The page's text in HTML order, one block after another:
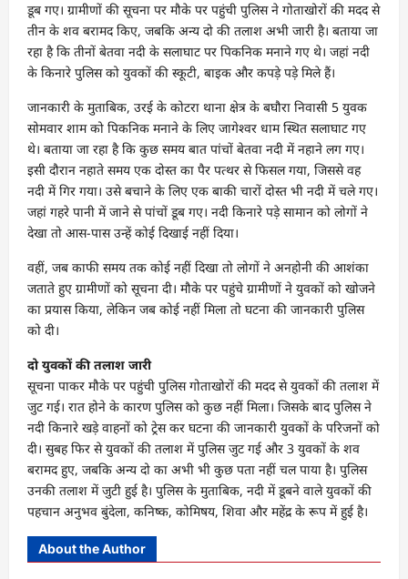
डूब गए। ग्रामीणों की सूचना पर मौके पर पहुंची पुलिस ने गोताखोरों की मदद से
तीन के शव बरामद किए, जबकि अन्य दो की तलाश अभी जारी है। बताया जा
रहा है कि तीनों बेतवा नदी के सलाघाट पर पिकनिक मनाने गए थे। जहां नदी
के किनारे पुलिस को युवकों की स्कूटी, बाइक और कपड़े पड़े मिले हैं।
जानकारी के मुताबिक, उरई के कोटरा थाना क्षेत्र के बघौरा निवासी 5 युवक
सोमवार शाम को पिकनिक मनाने के लिए जागेश्वर धाम स्थित सलाघाट गए
थे। बताया जा रहा है कि कुछ समय बात पांचों बेतवा नदी में नहाने लग गए।
इसी दौरान नहाते समय एक दोस्त का पैर पत्थर से फिसल गया, जिससे वह
नदी में गिर गया। उसे बचाने के लिए एक बाकी चारों दोस्त भी नदी में चले गए।
जहां गहरे पानी में जाने से पांचों डूब गए। नदी किनारे पड़े सामान को लोगों ने
देखा तो आस-पास उन्हें कोई दिखाई नहीं दिया।
वहीं, जब काफी समय तक कोई नहीं दिखा तो लोगों ने अनहोनी की आशंका
जताते हुए ग्रामीणों को सूचना दी। मौके पर पहुंचे ग्रामीणों ने युवकों को खोजने
का प्रयास किया, लेकिन जब कोई नहीं मिला तो घटना की जानकारी पुलिस
को दी।
दो युवकों की तलाश जारी
सूचना पाकर मौके पर पहुंची पुलिस गोताखोरों की मदद से युवकों की तलाश में
जुट गई। रात होने के कारण पुलिस को कुछ नहीं मिला। जिसके बाद पुलिस ने
नदी किनारे खड़े वाहनों को ट्रेस कर घटना की जानकारी युवकों के परिजनों को
दी। सुबह फिर से युवकों की तलाश में पुलिस जुट गई और 3 युवकों के शव
बरामद हुए, जबकि अन्य दो का अभी भी कुछ पता नहीं चल पाया है। पुलिस
उनकी तलाश में जुटी हुई है। पुलिस के मुताबिक, नदी में डूबने वाले युवकों की
पहचान अनुभव बुंदेला, कनिष्क, कोमिषय, शिवा और महेंद्र के रूप में हुई है।
About the Author